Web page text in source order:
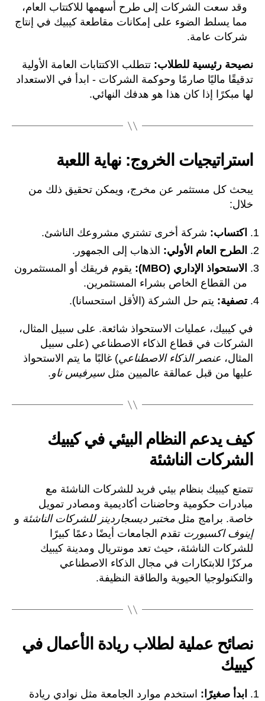
وقد سعت الشركات إلى طرح أسهمها للاكتتاب العام،
مما يسلط الضوء على إمكانات مقاطعة كيبيك في إنتاج
شركات عامة.
نصيحة رئيسية للطلاب: تتطلب الاكتتابات العامة الأولية
تدقيقًا ماليًا صارمًا وحوكمة الشركات - ابدأ في الاستعداد
لها مبكرًا إذا كان هذا هو هدفك النهائي.
استراتيجيات الخروج: نهاية اللعبة
يبحث كل مستثمر عن مخرج، ويمكن تحقيق ذلك من
خلال:
اكتساب: شركة أخرى تشتري مشروعك الناشئ.
الطرح العام الأولي: الذهاب إلى الجمهور.
الاستحواذ الإداري (MBO):
يقوم فريقك أو المستثمرون
من القطاع الخاص بشراء المستثمرين.
تصفية: يتم حل الشركة (الأقل استحسانا).
في كيبيك، عمليات الاستحواذ شائعة. على سبيل المثال،
الشركات في قطاع الذكاء الاصطناعي (على سبيل
المثال، عنصر الذكاء الاصطناعي) غالبًا ما يتم الاستحواذ
عليها من قبل عمالقة عالميين مثلسيرفيس ناو.
كيف يدعم النظام البيئي في كيبيك
الشركات الناشئة
تتمتع كيبيك بنظام بيئي فريد للشركات الناشئة مع
مبادرات حكومية وحاضنات أكاديمية ومصادر تمويل
خاصة. برامج مثل مختبر ديسجاردينز للشركات الناشئة و
إينوف اكسبورت تقدم الجامعات أيضًا دعمًا كبيرًا
للشركات الناشئة، حيث تعد مونتريال ومدينة كيبيك
مركزًا للابتكارات في مجال الذكاء الاصطناعي
والتكنولوجيا الحيوية والطاقة النظيفة.
نصائح عملية لطلاب ريادة الأعمال في
كيبيك
ابدأ صغيرًا: استخدم موارد الجامعة مثل نوادي ريادة